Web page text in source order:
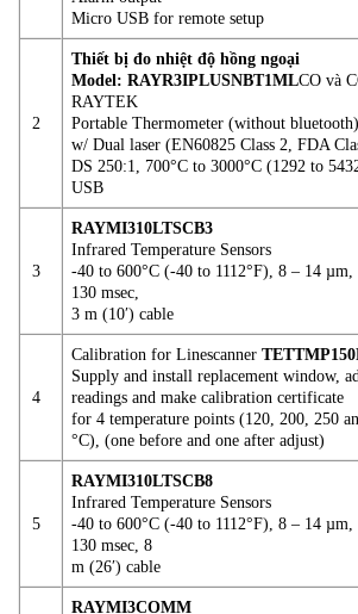
Micro USB for remote setup
2
Thiết bị đo nhiệt độ hồng ngoại
Model: RAYR3IPLUSNBT1MLCO và
RAYTEK
Portable Thermometer (without
w/ Dual laser (EN60825 Class 2, FDA
DS 250:1, 700°C to 3000°C (1292 to
USB
3
RAYMI310LTSCB3
Infrared Temperature Sensors
-40 to 600°C (-40 to 1112°F), 8 – 14 µm,
130 msec,
3 m (10′) cable
4
Calibration for Linescanner
Supply and install replacement window,
readings and make calibration certificate
for 4 temperature points (120, 200, 250
°C), (one before and one after adjust)
5
RAYMI310LTSCB8
Infrared Temperature Sensors
-40 to 600°C (-40 to 1112°F), 8 – 14 µm,
130 msec, 8
m (26′) cable
RAYMI3COMM